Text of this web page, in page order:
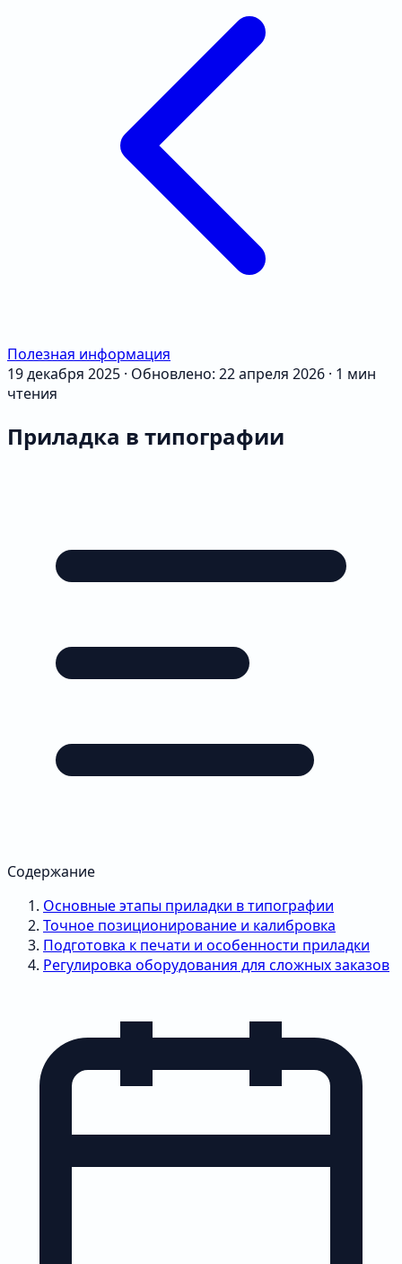
Полезная информация
19 декабря 2025 · Обновлено: 22 апреля 2026 · 1 мин
чтения
Приладка в типографии
Содержание
Основные этапы приладки в типографии
Точное позиционирование и калибровка
Подготовка к печати и особенности приладки
Регулировка оборудования для сложных заказов